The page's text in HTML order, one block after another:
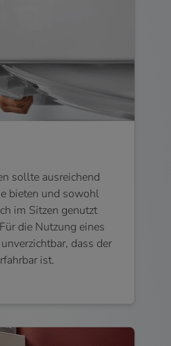
sollte ausreichend
bieten und sowohl
im Sitzen genutzt
die Nutzung eines
dass der
ist.